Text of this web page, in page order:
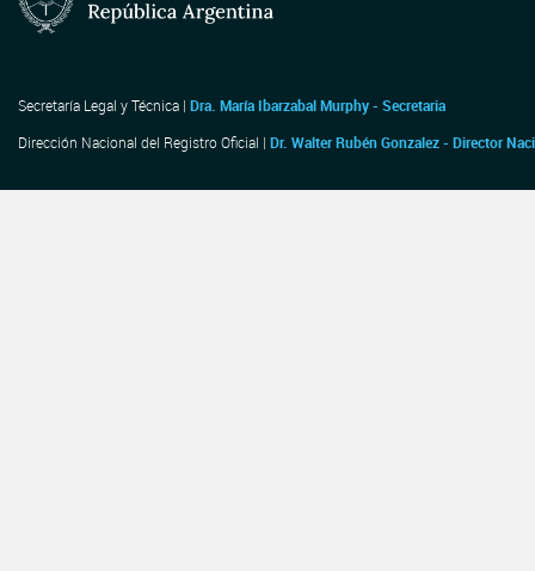
Secretaría Legal y Técnica | Dra. María Ibarzabal Murphy - Secretaria
Dirección Nacional del Registro Oficial | Dr. Walter Rubén Gonzalez - Director